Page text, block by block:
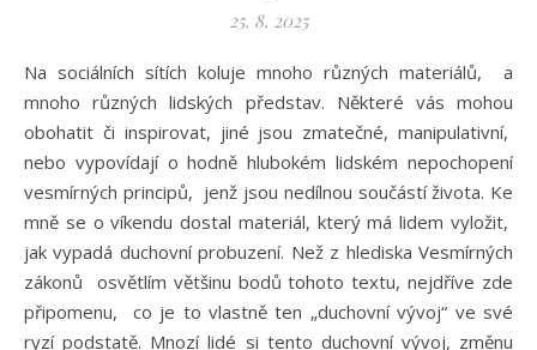
25. 8. 2025
Na sociálních sítích koluje mnoho různých materiálů, a
mnoho různých lidských představ. Některé vás mohou
obohatit či inspirovat, jiné jsou zmatečné, manipulativní,
nebo vypovídají o hodně hlubokém lidském nepochopení
vesmírných principů, jenž jsou nedílnou součástí života. Ke
mně se o víkendu dostal materiál, který má lidem vyložit,
jak vypadá duchovní probuzení. Než z hlediska Vesmírných
zákonů osvětlím většinu bodů tohoto textu, nejdříve zde
připomenu, co je to vlastně ten „duchovní vývoj“ ve své
ryzí podstatě. Mnozí lidé si tento duchovní vývoj, změnu